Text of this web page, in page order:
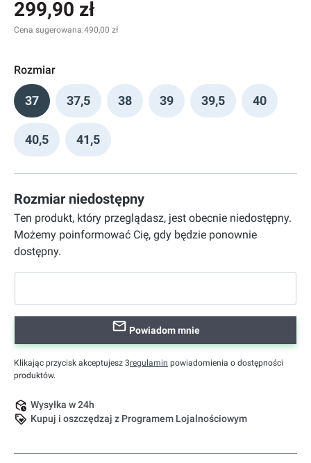
299,90 zł
Cena sugerowana:490,00 zł
Rozmiar
37 37,5 38 39 39,5 40
40,5 41,5
Rozmiar niedostępny
Ten produkt, który przeglądasz, jest obecnie niedostępny.
Możemy poinformować Cię, gdy będzie ponownie
dostępny.
Powiadom mnie
Klikając przycisk akceptujesz 3regulamin powiadomienia o dostępności
produktów.
Wysyłka w 24h
Kupuj i oszczędzaj z Programem Lojalnościowym